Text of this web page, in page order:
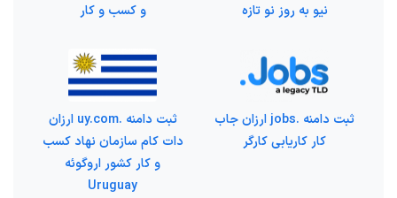
نیو به روز نو تازه
و کسب و کار
ثبت دامنه .jobs ارزان جاب
کار کاریابی کارگر
ثبت دامنه .uy.com ارزان
دات کام سازمان نهاد کسب
و کار کشور اروگوئه
Uruguay